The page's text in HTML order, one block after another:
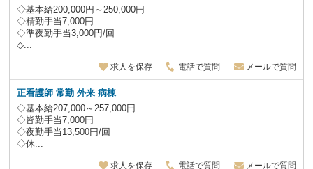
◇基本給200,000円～250,000円
◇精勤手当7,000円
◇準夜勤手当3,000円/回
◇...
求人を保存 電話で質問 メールで質問
正看護師 常勤 外来 病棟
◇基本給207,000～257,000円
◇皆勤手当7,000円
◇夜勤手当13,500円/回
◇休...
求人を保存 電話で質問 メールで質問